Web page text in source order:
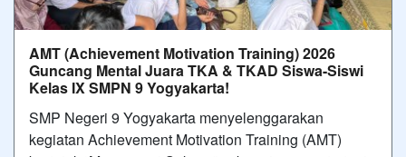
AMT (Achievement Motivation Training) 2026
Guncang Mental Juara TKA & TKAD Siswa-Siswi
Kelas IX SMPN 9 Yogyakarta!
SMP Negeri 9 Yogyakarta menyelenggarakan
kegiatan Achievement Motivation Training (AMT)